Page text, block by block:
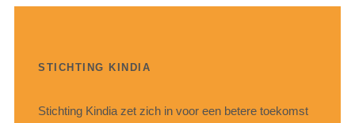
STICHTING KINDIA
Stichting Kindia zet zich in voor een betere toekomst